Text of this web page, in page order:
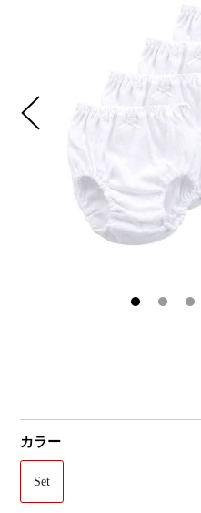
カラー
Set